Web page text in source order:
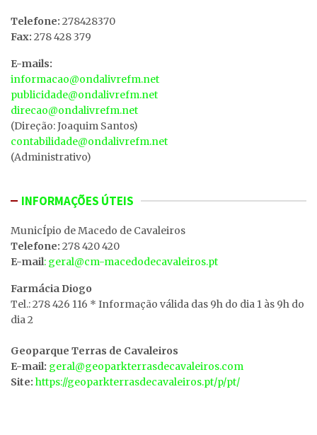
Telefone: 278428370
Fax: 278 428 379
E-mails:
informacao@ondalivrefm.net
publicidade@ondalivrefm.net
direcao@ondalivrefm.net
(Direção: Joaquim Santos)
contabilidade@ondalivrefm.net
(Administrativo)
INFORMAÇÕES ÚTEIS
MunicÍpio de Macedo de Cavaleiros
Telefone: 278 420 420
E-mail: geral@cm-macedodecavaleiros.pt
Farmácia Diogo
Tel.: 278 426 116 * Informação válida das 9h do dia 1 às 9h do
dia 2
Geoparque Terras de Cavaleiros
E-mail: geral@geoparkterrasdecavaleiros.com
Site: https://geoparkterrasdecavaleiros.pt/p/pt/